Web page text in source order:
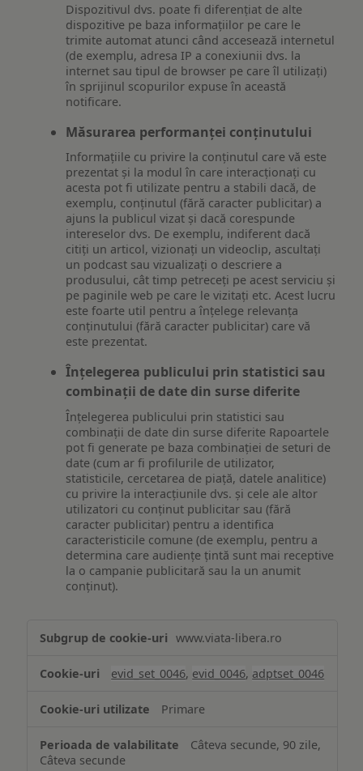
Dispozitivul dvs. poate fi diferențiat de alte
dispozitive pe baza informațiilor pe care le
trimite automat atunci când accesează internetul
(de exemplu, adresa IP a conexiunii dvs. la
internet sau tipul de browser pe care îl utilizați)
în sprijinul scopurilor expuse în această
notificare.
Măsurarea performanței conținutului
Informațiile cu privire la conținutul care vă este
prezentat și la modul în care interacționați cu
acesta pot fi utilizate pentru a stabili dacă, de
exemplu, conținutul (fără caracter publicitar) a
ajuns la publicul vizat și dacă corespunde
intereselor dvs. De exemplu, indiferent dacă
citiți un articol, vizionați un videoclip, ascultați
un podcast sau vizualizați o descriere a
produsului, cât timp petreceți pe acest serviciu și
pe paginile web pe care le vizitați etc. Acest lucru
este foarte util pentru a înțelege relevanța
conținutului (fără caracter publicitar) care vă
este prezentat.
Înțelegerea publicului prin statistici sau
combinații de date din surse diferite
Înțelegerea publicului prin statistici sau
combinații de date din surse diferite Rapoartele
pot fi generate pe baza combinației de seturi de
date (cum ar fi profilurile de utilizator,
statisticile, cercetarea de piață, datele analitice)
cu privire la interacțiunile dvs. și cele ale altor
utilizatori cu conținut publicitar sau (fără
caracter publicitar) pentru a identifica
caracteristicile comune (de exemplu, pentru a
determina care audiențe țintă sunt mai receptive
la o campanie publicitară sau la un anumit
conținut).
www.viata-libera.ro
evid_set_0046, evid_0046, adptset_0046
Primare
Câteva secunde, 90 zile,
Câteva secunde